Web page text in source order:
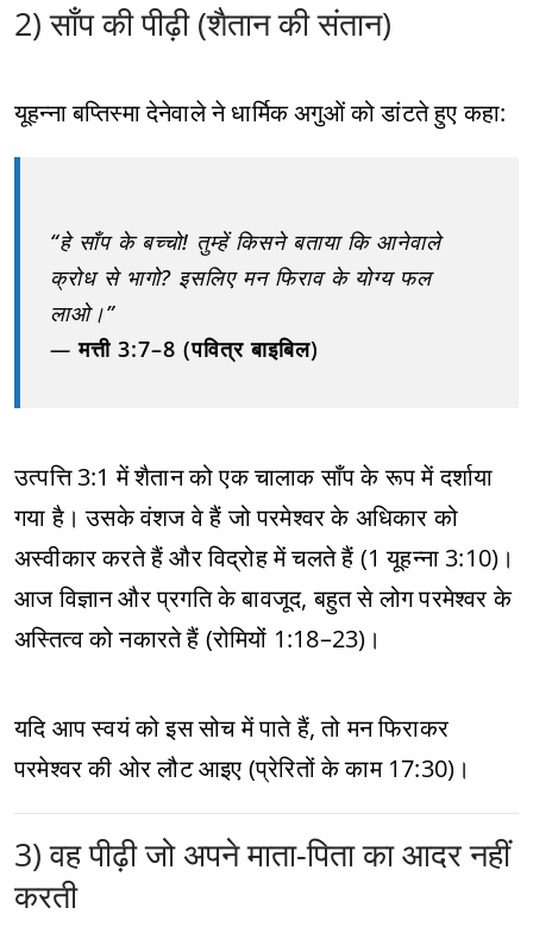
2) साँप की पीढ़ी (शैतान की संतान)
यूहन्ना बप्तिस्मा देनेवाले ने धार्मिक अगुओं को डांटते हुए कहा:
“हे साँप के बच्चो! तुम्हें किसने बताया कि आनेवाले
क्रोध से भागो? इसलिए मन फिराव के योग्य फल
लाओ।”
—मत्ती 3:7–8 (पवित्र बाइबिल)
उत्पत्ति 3:1 में शैतान को एक चालाक साँप के रूप में दर्शाया
गया है। उसके वंशज वे हैं जो परमेश्वर के अधिकार को
अस्वीकार करते हैं और विद्रोह में चलते हैं (1 यूहन्ना 3:10)।
आज विज्ञान और प्रगति के बावजूद, बहुत से लोग परमेश्वर के
अस्तित्व को नकारते हैं (रोमियों 1:18–23)।
यदि आप स्वयं को इस सोच में पाते हैं, तो मन फिराकर
परमेश्वर की ओर लौट आइए (प्रेरितों के काम 17:30)।
3) वह पीढ़ी जो अपने माता-पिता का आदर नहीं
करती